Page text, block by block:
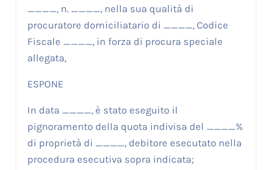
____, n. ____, nella sua qualità di
procuratore domiciliatario di ____, Codice
Fiscale ____, in forza di procura speciale
allegata,
ESPONE
In data ____, è stato eseguito il
pignoramento della quota indivisa del ____%
di proprietà di ____, debitore esecutato nella
procedura esecutiva sopra indicata;